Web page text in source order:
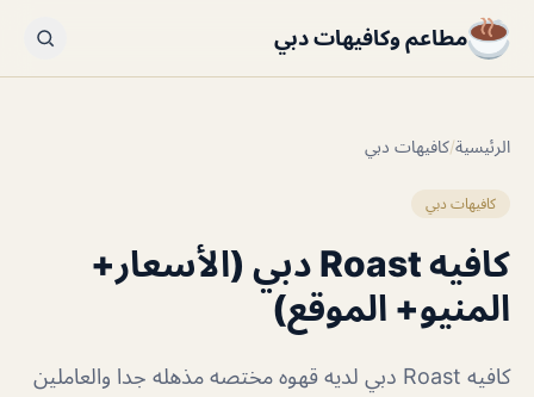
مطاعم وكافيهات دبي
الرئيسية/كافيهات دبي
كافيهات دبي
كافيه Roast دبي (الأسعار+
المنيو+ الموقع)
كافيه Roast دبي لديه قهوه مختصه مذهله جدا والعاملين